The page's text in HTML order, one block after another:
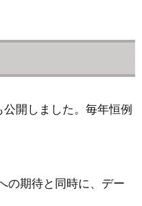
開しました。毎年恒例
の期待と同時に、デー